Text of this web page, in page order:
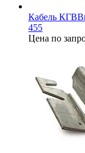
Кабель
455
Цена по